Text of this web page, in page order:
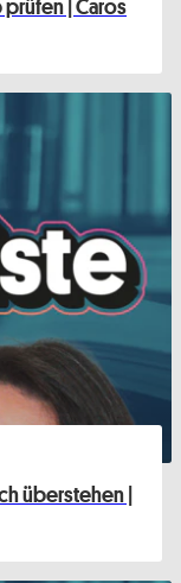
| Caros
überstehen |